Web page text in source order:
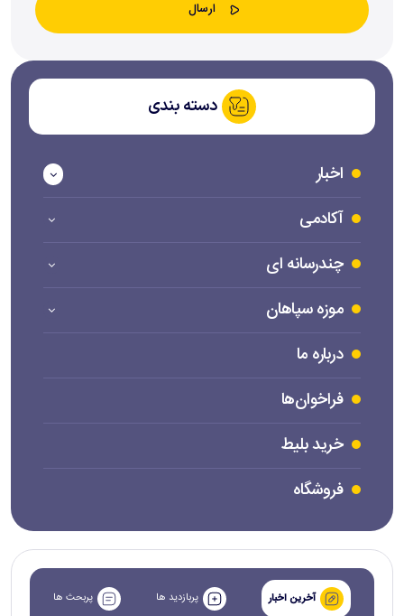
دسته بندی
اخبار
آکادمی
چندرسانه ای
موزه سپاهان
درباره ما
فراخوان‌ها
خرید بلیط
فروشگاه
آخرین اخبار پربازدید ها پربحث ها